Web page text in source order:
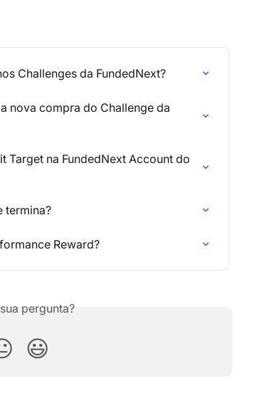
Challenges da FundedNext?
nova compra do Challenge da
Target na FundedNext Account do
termina?
Reward?
pergunta?
😃